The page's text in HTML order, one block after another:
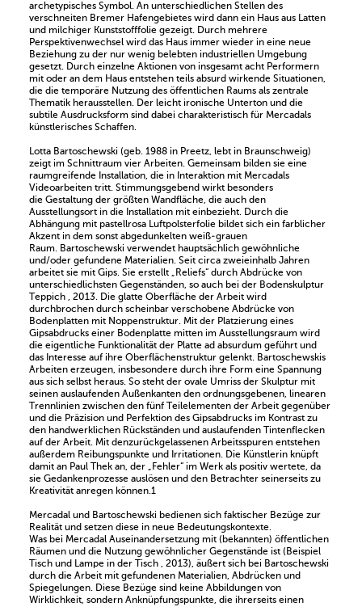
archetypisches Symbol. An unterschiedlichen Stellen des
verschneiten Bremer Hafengebietes wird dann ein Haus aus Latten
und milchiger Kunststofffolie gezeigt. Durch mehrere
Perspektivenwechsel wird das Haus immer wieder in eine neue
Beziehung zu der nur wenig belebten industriellen Umgebung
gesetzt. Durch einzelne Aktionen von insgesamt acht Performern
mit oder an dem Haus entstehen teils absurd wirkende Situationen,
die die temporäre Nutzung des öffentlichen Raums als zentrale
Thematik herausstellen. Der leicht ironische Unterton und die
subtile Ausdrucksform sind dabei charakteristisch für Mercadals
künstlerisches Schaffen.
Lotta Bartoschewski (geb. 1988 in Preetz, lebt in Braunschweig)
zeigt im Schnittraum vier Arbeiten. Gemeinsam bilden sie eine
raumgreifende Installation, die in Interaktion mit Mercadals
Videoarbeiten tritt. Stimmungsgebend wirkt besonders
die Gestaltung der größten Wandfläche, die auch den
Ausstellungsort in die Installation mit einbezieht. Durch die
Abhängung mit pastellrosa Luftpolsterfolie bildet sich ein farblicher
Akzent in dem sonst abgedunkelten weiß-grauen
Raum. Bartoschewski verwendet hauptsächlich gewöhnliche
und/oder gefundene Materialien. Seit circa zweieinhalb Jahren
arbeitet sie mit Gips. Sie erstellt „Reliefs“ durch Abdrücke von
unterschiedlichsten Gegenständen, so auch bei der Bodenskulptur
Teppich , 2013. Die glatte Oberfläche der Arbeit wird
durchbrochen durch scheinbar verschobene Abdrücke von
Bodenplatten mit Noppenstruktur. Mit der Platzierung eines
Gipsabdrucks einer Bodenplatte mitten im Ausstellungsraum wird
die eigentliche Funktionalität der Platte ad absurdum geführt und
das Interesse auf ihre Oberflächenstruktur gelenkt. Bartoschewskis
Arbeiten erzeugen, insbesondere durch ihre Form eine Spannung
aus sich selbst heraus. So steht der ovale Umriss der Skulptur mit
seinen auslaufenden Außenkanten den ordnungsgebenen, linearen
Trennlinien zwischen den fünf Teilelementen der Arbeit gegenüber
und die Präzision und Perfektion des Gipsabdrucks im Kontrast zu
den handwerklichen Rückständen und auslaufenden Tintenflecken
auf der Arbeit. Mit denzurückgelassenen Arbeitsspuren entstehen
außerdem Reibungspunkte und Irritationen. Die Künstlerin knüpft
damit an Paul Thek an, der „Fehler“ im Werk als positiv wertete, da
sie Gedankenprozesse auslösen und den Betrachter seinerseits zu
Kreativität anregen können.1
Mercadal und Bartoschewski bedienen sich faktischer Bezüge zur
Realität und setzen diese in neue Bedeutungskontexte.
Was bei Mercadal Auseinandersetzung mit (bekannten) öffentlichen
Räumen und die Nutzung gewöhnlicher Gegenstände ist (Beispiel
Tisch und Lampe in der Tisch , 2013), äußert sich bei Bartoschewski
durch die Arbeit mit gefundenen Materialien, Abdrücken und
Spiegelungen. Diese Bezüge sind keine Abbildungen von
Wirklichkeit, sondern Anknüpfungspunkte, die ihrerseits einen